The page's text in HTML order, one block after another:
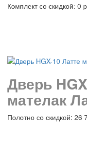
Комплект со скидкой: 0
Дверь
мателак
Полотно со скидкой: 26